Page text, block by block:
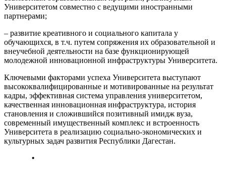
Университетом совместно с ведущими иностранными
партнерами;
– развитие креативного и социального капитала у
обучающихся, в т.ч. путем сопряжения их образовательной и
внеучебной деятельности на базе функционирующей
молодежной инновационной инфраструктуры Университета.
Ключевыми факторами успеха Университета выступают
высококвалифицированные и мотивированные на результат
кадры, эффективная система управления университетом,
качественная инновационная инфраструктура, история
становления и сложившийся позитивный имидж вуза,
современный имущественный комплекс и встроенность
Университета в реализацию социально-экономических и
культурных задач развития Республики Дагестан.